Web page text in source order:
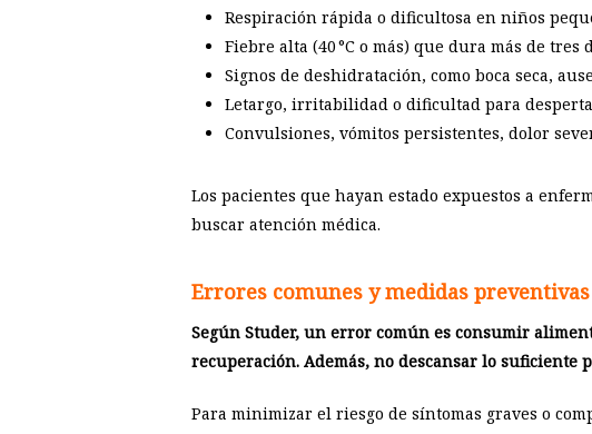
Respiración rápida o dificultosa en niños
Fiebre alta (40 °C o más) que dura más de tres
Signos de deshidratación, como boca seca,
Letargo, irritabilidad o dificultad para
Convulsiones, vómitos persistentes, dolor
Los pacientes que hayan estado expuestos a
buscar atención médica.
Errores comunes y medidas
Según Studer, un error común es consumir
recuperación. Además, no descansar lo suficiente
Para minimizar el riesgo de síntomas graves o